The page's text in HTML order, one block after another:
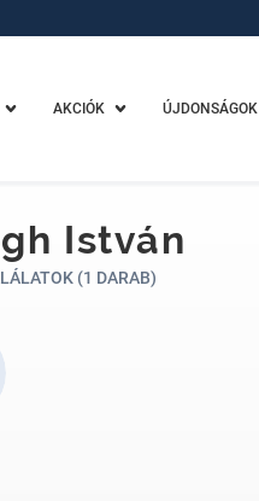
AKCIÓK ÚJDONSÁGOK
István
(1 DARAB)